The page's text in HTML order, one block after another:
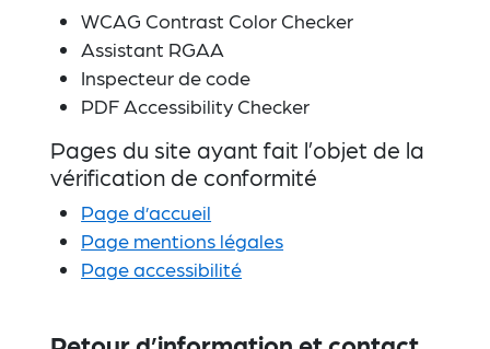
WCAG Contrast Color Checker
Assistant RGAA
Inspecteur de code
PDF Accessibility Checker
Pages du site ayant fait l’objet de la
vérification de conformité
Page d’accueil
Page mentions légales
Page accessibilité